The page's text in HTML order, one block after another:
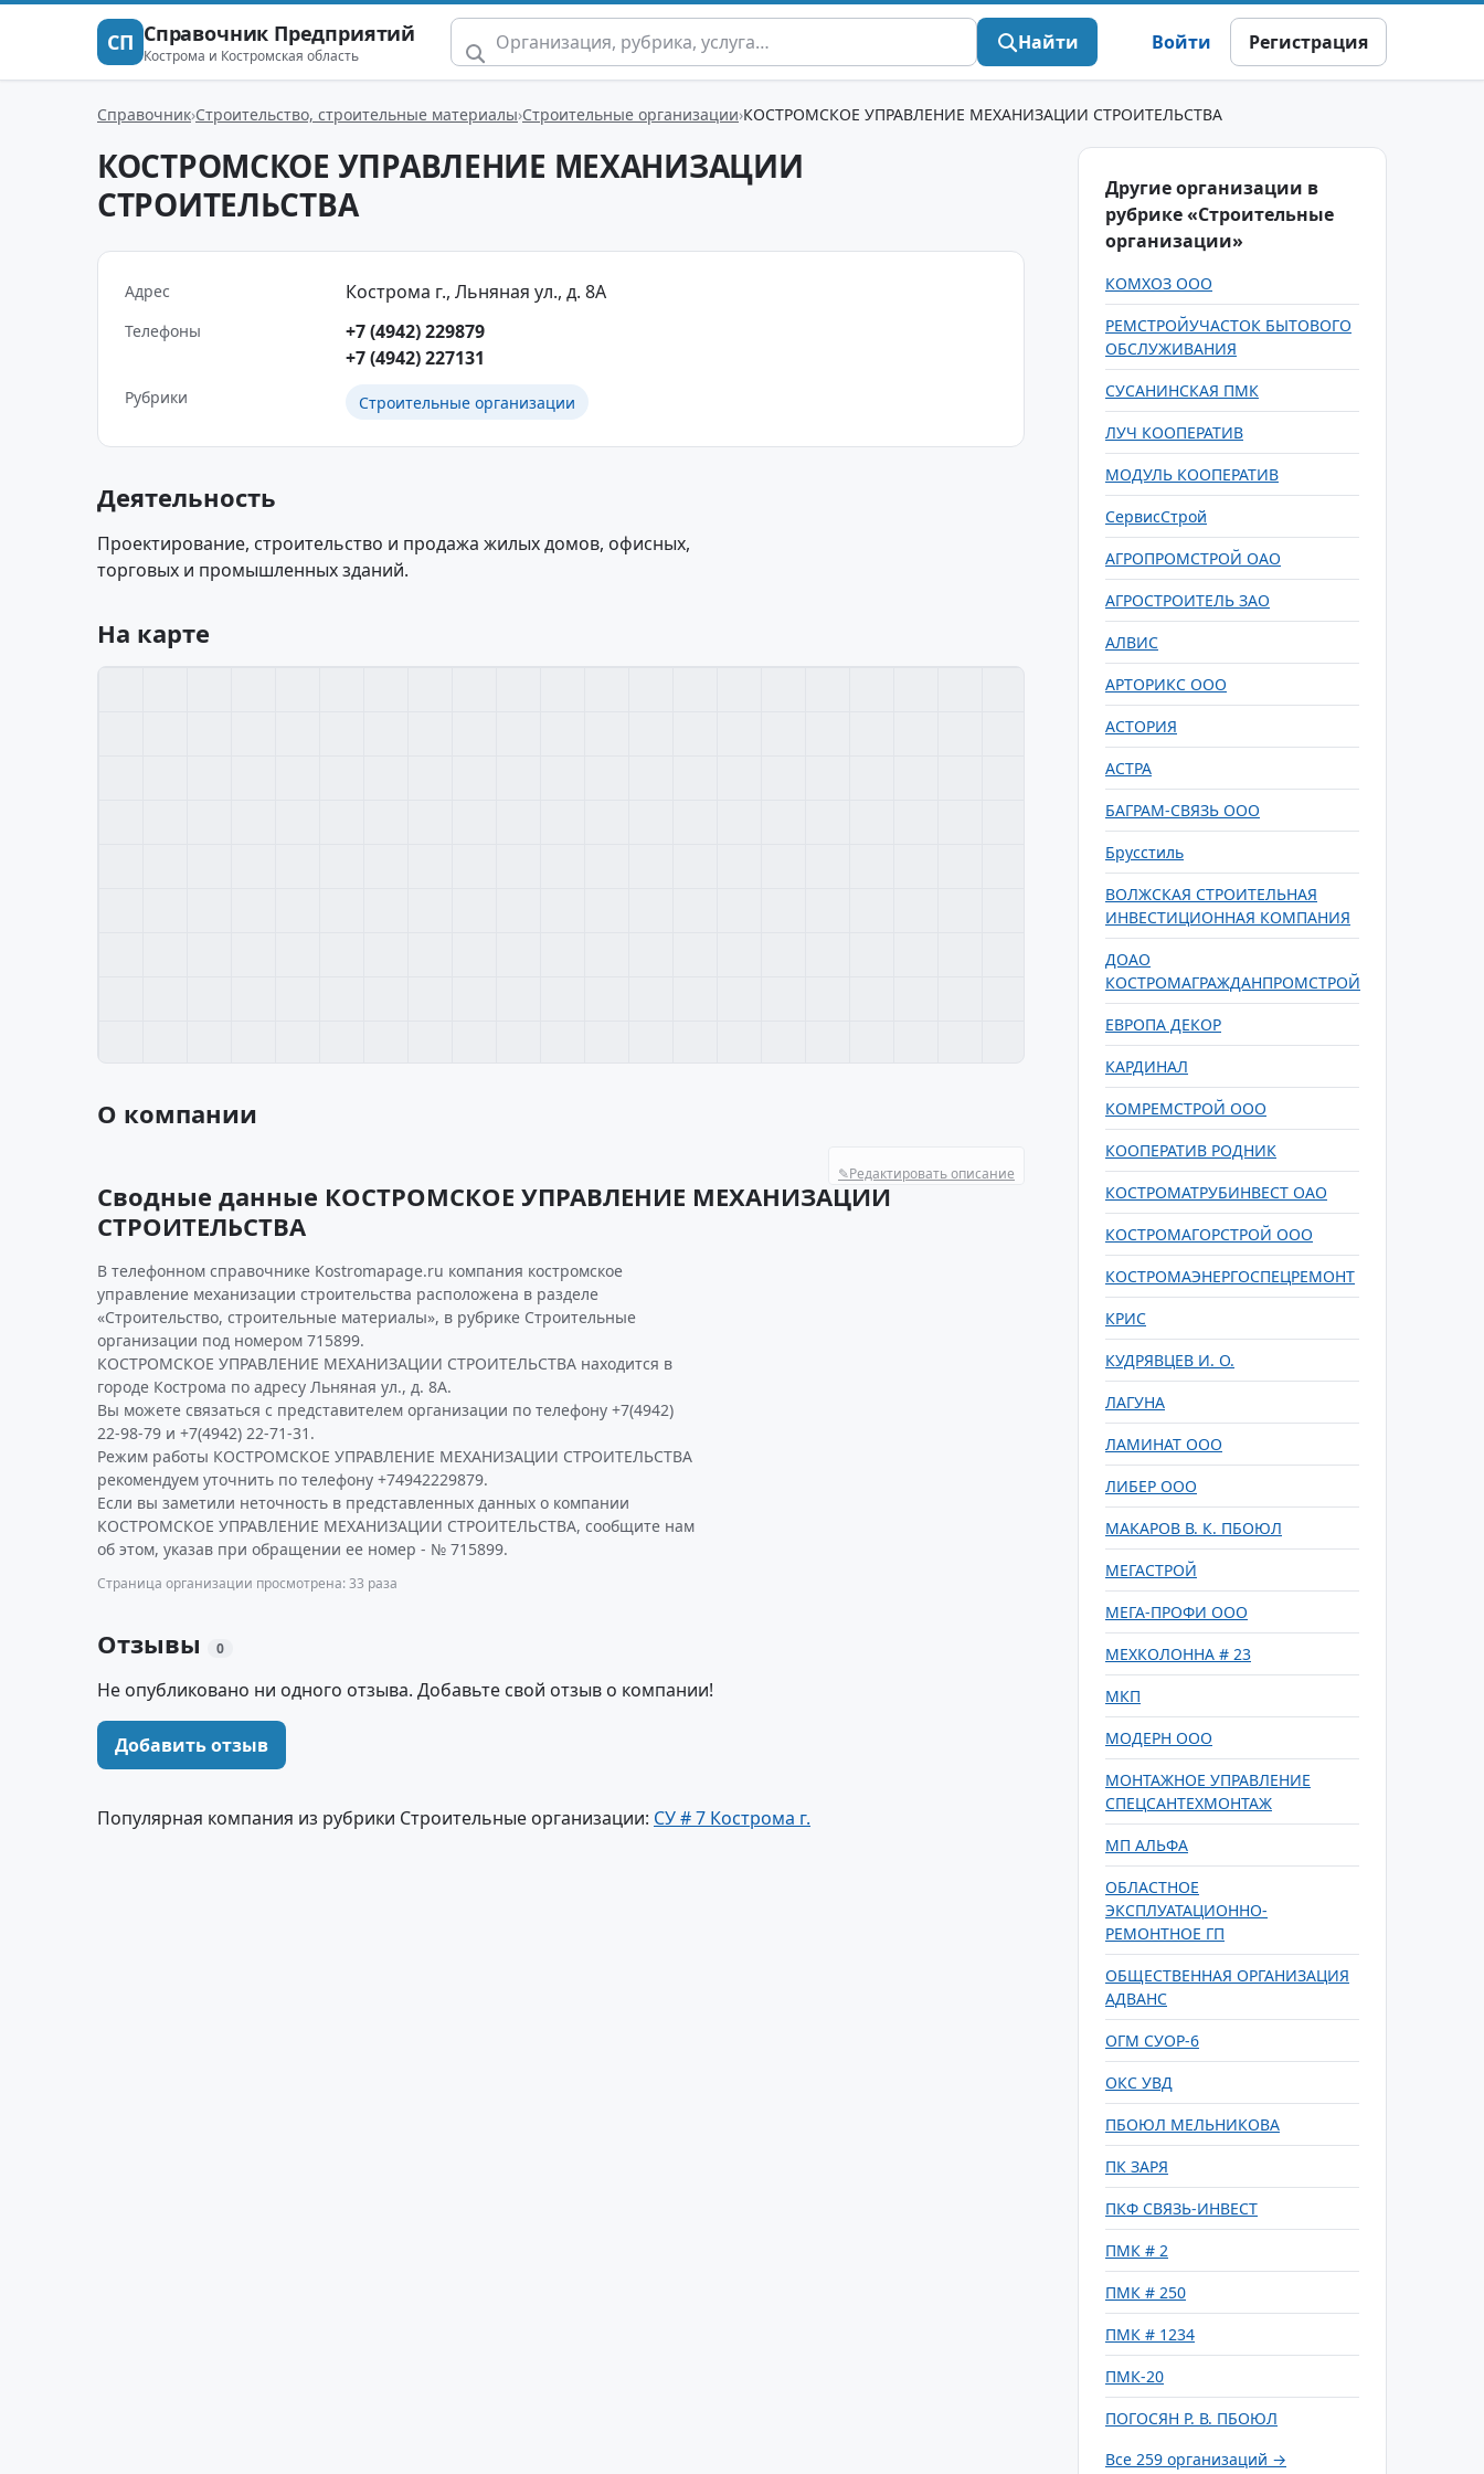
СП Справочник Предприятий
Кострома и Костромская область
Найти Войти Регистрация
Справочник Строительство, строительные материалы Строительные организации КОСТРОМСКОЕ УПРАВЛЕНИЕ МЕХАНИЗАЦИИ СТРОИТЕЛЬСТВА
КОСТРОМСКОЕ УПРАВЛЕНИЕ МЕХАНИЗАЦИИ
СТРОИТЕЛЬСТВА
Адрес Кострома г., Льняная ул., д. 8А
Телефоны
+7 (4942) 229879
+7 (4942) 227131
Рубрики Строительные организации
Деятельность
Проектирование, строительство и продажа жилых домов, офисных,
торговых и промышленных зданий.
На карте
О компании
✎Редактировать описание
Сводные данные КОСТРОМСКОЕ УПРАВЛЕНИЕ МЕХАНИЗАЦИИ
СТРОИТЕЛЬСТВА
В телефонном справочнике Kostromapage.ru компания костромское
управление механизации строительства расположена в разделе
«Строительство, строительные материалы», в рубрике Строительные
организации под номером 715899.
КОСТРОМСКОЕ УПРАВЛЕНИЕ МЕХАНИЗАЦИИ СТРОИТЕЛЬСТВА находится в
городе Кострома по адресу Льняная ул., д. 8А.
Вы можете связаться с представителем организации по телефону +7(4942)
22-98-79 и +7(4942) 22-71-31.
Режим работы КОСТРОМСКОЕ УПРАВЛЕНИЕ МЕХАНИЗАЦИИ СТРОИТЕЛЬСТВА
рекомендуем уточнить по телефону +74942229879.
Если вы заметили неточность в представленных данных о компании
КОСТРОМСКОЕ УПРАВЛЕНИЕ МЕХАНИЗАЦИИ СТРОИТЕЛЬСТВА, сообщите нам
об этом, указав при обращении ее номер - № 715899.
Страница организации просмотрена: 33 раза
Отзывы 0
Не опубликовано ни одного отзыва. Добавьте свой отзыв о компании!
Добавить отзыв
Популярная компания из рубрики Строительные организации: СУ # 7 Кострома г.
Другие организации в
рубрике «Строительные
организации»
КОМХОЗ ООО
РЕМСТРОЙУЧАСТОК БЫТОВОГО
ОБСЛУЖИВАНИЯ
СУСАНИНСКАЯ ПМК
ЛУЧ КООПЕРАТИВ
МОДУЛЬ КООПЕРАТИВ
СервисСтрой
АГРОПРОМСТРОЙ ОАО
АГРОСТРОИТЕЛЬ ЗАО
АЛВИС
АРТОРИКС ООО
АСТОРИЯ
АСТРА
БАГРАМ-СВЯЗЬ ООО
Брусстиль
ВОЛЖСКАЯ СТРОИТЕЛЬНАЯ
ИНВЕСТИЦИОННАЯ КОМПАНИЯ
ДОАО
КОСТРОМАГРАЖДАНПРОМСТРОЙ
ЕВРОПА ДЕКОР
КАРДИНАЛ
КОМРЕМСТРОЙ ООО
КООПЕРАТИВ РОДНИК
КОСТРОМАТРУБИНВЕСТ ОАО
КОСТРОМАГОРСТРОЙ ООО
КОСТРОМАЭНЕРГОСПЕЦРЕМОНТ
КРИС
КУДРЯВЦЕВ И. О.
ЛАГУНА
ЛАМИНАТ ООО
ЛИБЕР ООО
МАКАРОВ В. К. ПБОЮЛ
МЕГАСТРОЙ
МЕГА-ПРОФИ ООО
МЕХКОЛОННА # 23
МКП
МОДЕРН ООО
МОНТАЖНОЕ УПРАВЛЕНИЕ
СПЕЦСАНТЕХМОНТАЖ
МП АЛЬФА
ОБЛАСТНОЕ
ЭКСПЛУАТАЦИОННО-
РЕМОНТНОЕ ГП
ОБЩЕСТВЕННАЯ ОРГАНИЗАЦИЯ
АДВАНС
ОГМ СУОР-6
ОКС УВД
ПБОЮЛ МЕЛЬНИКОВА
ПК ЗАРЯ
ПКФ СВЯЗЬ-ИНВЕСТ
ПМК # 2
ПМК # 250
ПМК # 1234
ПМК-20
ПОГОСЯН Р. В. ПБОЮЛ
Все 259 организаций →